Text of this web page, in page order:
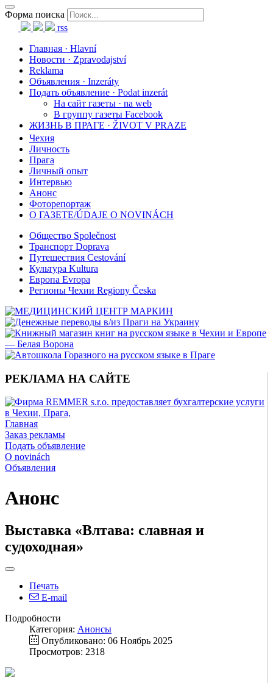
Форма поиска
rss
Главная · Hlavní
Новости · Zpravodajství
Reklama
Объявления · Inzeráty
Подать объявление · Podat inzerát
На сайт газеты · na web
В группу газеты Facebook
ЖИЗНЬ В ПРАГЕ · ŽIVOT V PRAZE
Чехия
Личность
Прага
Личный опыт
Интервью
Анонс
Фоторепортаж
О ГАЗЕТЕ/ÚDAJE O NOVINÁCH
Общество Společnost
Транспорт Doprava
Путешествия Cestování
Культура Kultura
Европа Evropa
Регионы Чехии Regiony Česka
РЕКЛАМА НА САЙТЕ
Главная
Заказ рекламы
Подать объявление
O novinách
Объявления
Анонс
Выставка «Влтава: славная и
судоходная»
Печать
E-mail
Подробности
Категория: Анонсы
Опубликовано: 06 Ноябрь 2025
Просмотров: 2318